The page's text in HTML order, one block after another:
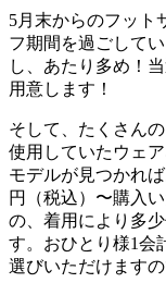
5月末からのフット
フ期間を過ごして
し、あたり多め！
用意します！
そして、たくさん
使用していたウェ
モデルが見つかれ
円（税込）〜購入
の、着用により多
す。おひとり様1会
選びいただけます